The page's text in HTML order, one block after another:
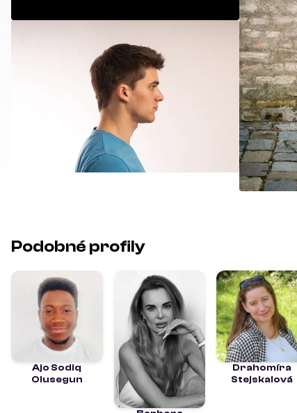
Podobné profily
Ajo Sodiq
Olusegun
Drahomíra
Stejskalová